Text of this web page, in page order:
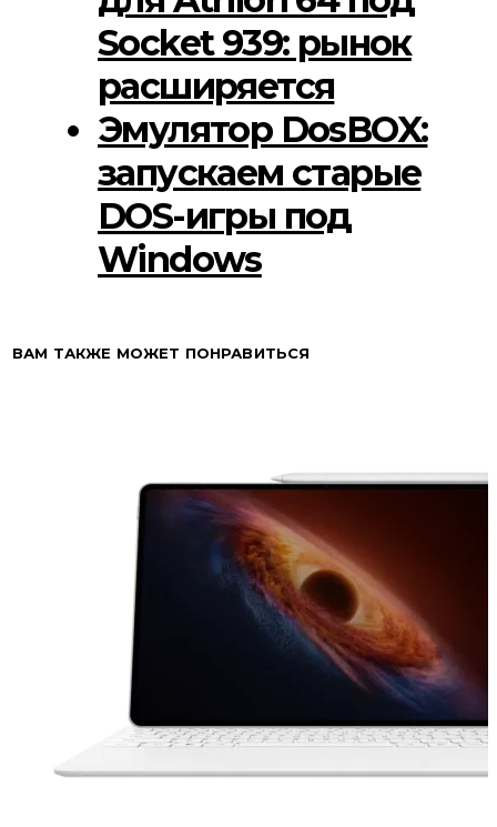
Socket 939: рынок
расширяется
Эмулятор DosBOX:
запускаем старые
DOS-игры под
Windows
ВАМ ТАКЖЕ МОЖЕТ ПОНРАВИТЬСЯ